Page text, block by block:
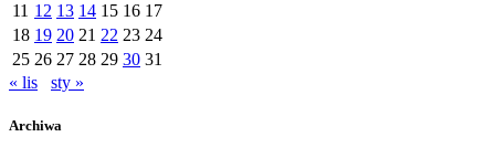
11 12 13 14 15 16 17
18 19 20 21 22 23 24
25 26 27 28 29 30 31
« lis
sty »
Archiwa